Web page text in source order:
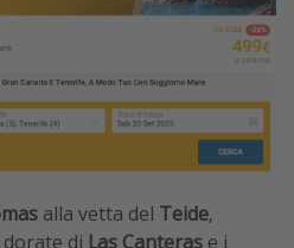
alla vetta del Teide,
di Las Canteras e i